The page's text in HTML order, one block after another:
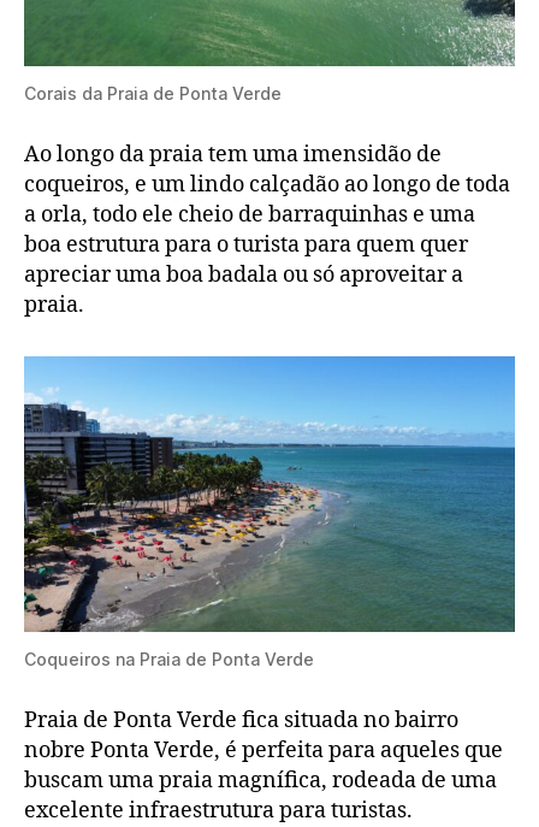
Corais da Praia de Ponta Verde
Ao longo da praia tem uma imensidão de
coqueiros, e um lindo calçadão ao longo de toda
a orla, todo ele cheio de barraquinhas e uma
boa estrutura para o turista para quem quer
apreciar uma boa badala ou só aproveitar a
praia.
Coqueiros na Praia de Ponta Verde
Praia de Ponta Verde fica situada no bairro
nobre Ponta Verde, é perfeita para aqueles que
buscam uma praia magnífica, rodeada de uma
excelente infraestrutura para turistas.